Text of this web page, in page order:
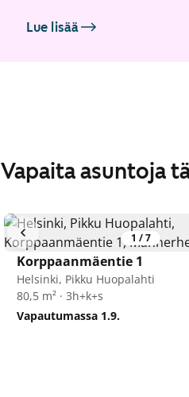
Lue lisää
Vapaita asuntoja
1 /7
Korppaanmäentie 1
Helsinki, Pikku Huopalahti
80,5 m² · 3h+k+s
Vapautumassa 1.9.